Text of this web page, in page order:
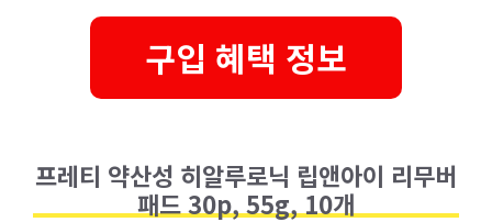
구입 혜택 정보
프레티 약산성 히알루로닉 립앤아이 리무버
패드 30p, 55g, 10개